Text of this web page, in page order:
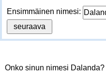
Ensimmäinen nimesi:
Onko sinun nimesi Dalanda?